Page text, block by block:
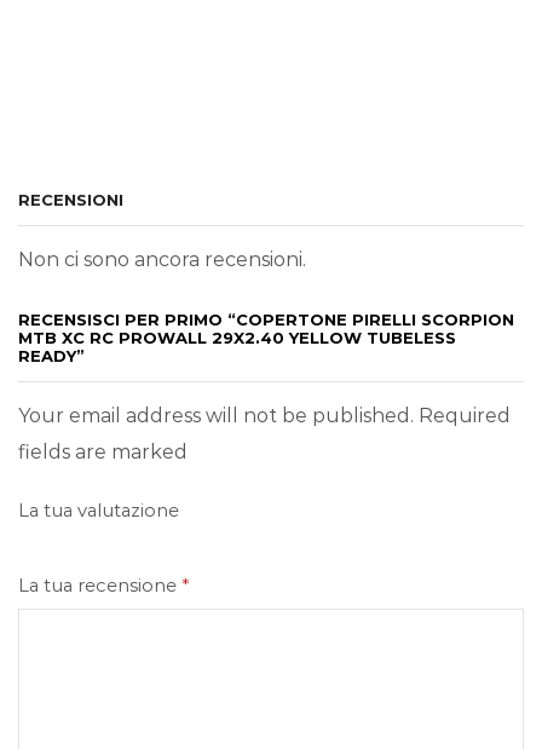
RECENSIONI
Non ci sono ancora recensioni.
RECENSISCI PER PRIMO “COPERTONE PIRELLI SCORPION
MTB XC RC PROWALL 29X2.40 YELLOW TUBELESS
READY”
Your email address will not be published. Required
fields are marked
La tua valutazione
La tua recensione *